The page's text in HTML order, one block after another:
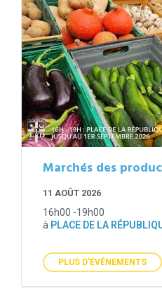
Marchés des
11 AOÛT 2026
16h00 -19h00
à PLACE DE LA
PLUS D'ÉVÉNEMENTS